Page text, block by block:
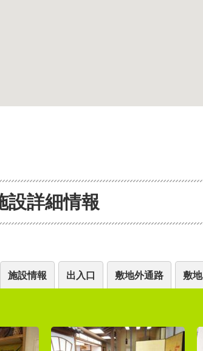
設詳細情報
施設情報 出入口 敷地外通路 敷